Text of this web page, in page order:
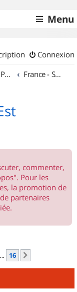
Menu
Connexion
Traces GPS de randos VTT France - Sud Est
commenter,
Pour les
la promotion de
partenaires
… 16